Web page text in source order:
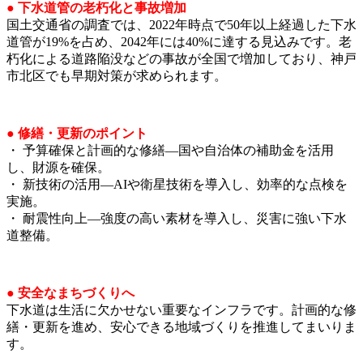
● 下水道管の老朽化と事故増加
国土交通省の調査では、2022年時点で50年以上経過した下水
道管が19%を占め、2042年には40%に達する見込みです。老
朽化による道路陥没などの事故が全国で増加しており、神戸
市北区でも早期対策が求められます。
● 修繕・更新のポイント
・ 予算確保と計画的な修繕—国や自治体の補助金を活用
し、財源を確保。
・ 新技術の活用—AIや衛星技術を導入し、効率的な点検を
実施。
・ 耐震性向上—強度の高い素材を導入し、災害に強い下水
道整備。
● 安全なまちづくりへ
下水道は生活に欠かせない重要なインフラです。計画的な修
繕・更新を進め、安心できる地域づくりを推進してまいりま
す。